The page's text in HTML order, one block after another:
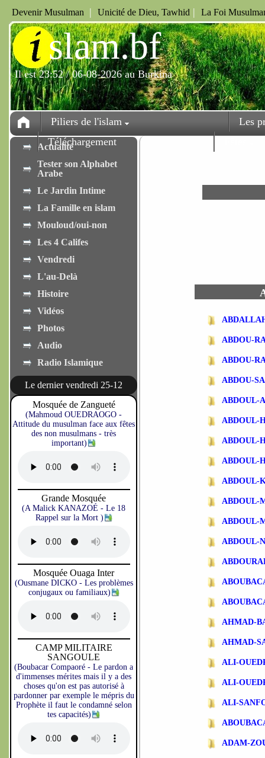
Devenir Musulman | Unicité de Dieu, Tawhid | La Foi
islam.bf
Il est 23:52 / 06-08-2026 au Burkina
Piliers de l'islam
Les
Téléchargement
Actualité
Tester son Alphabet
Arabe
Le Jardin Intime
La Famille en islam
Mouloud/oui-non
Les 4 Califes
Vendredi
L'au-Delà
Histoire
Vidéos
Photos
Audio
Radio Islamique
Le dernier vendredi 25-12
Mosquée de Zangueté
(Mahmoud OUEDRAOGO -
Attitude du musulman face aux fêtes
des non musulmans - très
important)
Grande Mosquée
(A Malick KANAZOÉ - Le 18
Rappel sur la Mort )
Mosquée Ouaga Inter
(Ousmane DICKO - Les problèmes
conjugaux ou familiaux)
CAMP MILITAIRE
SANGOULE
(Boubacar Compaoré - Le pardon a
d'immenses mérites mais il y a des
choses qu'on est pas autorisé à
pardonner par exemple le mépris du
Prophète il faut le condamné selon
tes capacités)
ABDOU-
ABDOU-
ABDOU-
ABDOUL-
ABDOUL-
ABDOUL-
ABDOUL-
ABDOUL-
ABDOUL-
ABDOUL-
ABDOUL-
AHMAD-
AHMAD-
ALI-
ALI-
ALI-
ADAM-